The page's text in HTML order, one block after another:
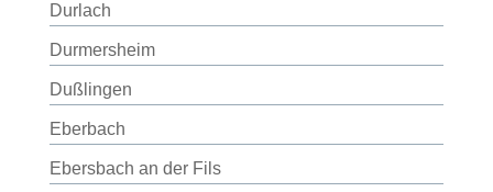
Durlach
Durmersheim
Dußlingen
Eberbach
Ebersbach an der Fils